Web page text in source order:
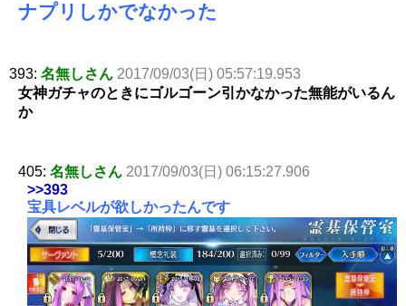
ナプリしかでなかった
393: 名無しさん 2017/09/03(日) 05:57:19.953
女神ガチャのときにゴルゴーン引かなかった無能がいるん
か
405: 名無しさん 2017/09/03(日) 06:15:27.906
>>393
宝具レベルが欲しかったんです